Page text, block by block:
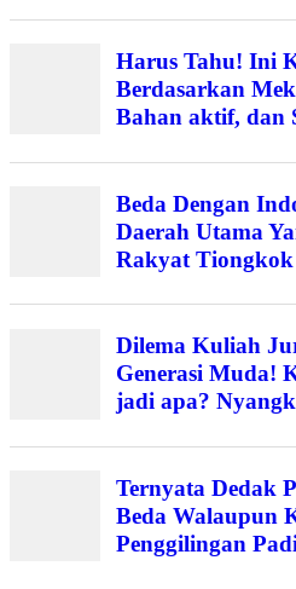
Harus Tahu! Ini
Berdasarkan
Bahan aktif, dan
Beda Dengan
Daerah Utama
Rakyat
Dilema Kuliah
Generasi Muda!
jadi apa?
Ternyata Dedak
Beda Walaupun
Penggilingan